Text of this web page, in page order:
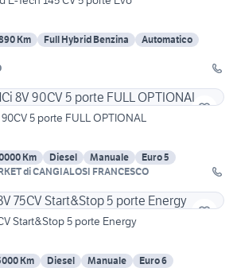
Km Full Hybrid Benzina
Automatico
5 porte FULL OPTIONAL
Km Diesel Manuale
Euro 5
di CANGIALOSI FRANCESCO
Start&Stop 5 porte Energy
Km Diesel Manuale
Euro 6